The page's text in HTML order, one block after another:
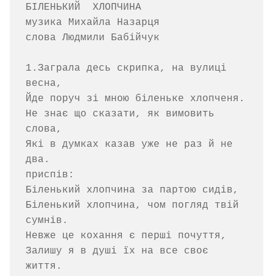
БІЛЕНЬКИЙ  ХЛОПЧИНА
музика Михайла Назарця
слова Людмили Бабійчук
1.Заграла десь скрипка, на вулиці
весна,
Йде поруч зі мною біленьке хлопченя.
Не знає що сказати, як вимовить
слова,
Які в думках казав уже не раз й не
два.
приспів:
Біленький хлопчина за партою сидів,
Біленький хлопчина, чом погляд твій
сумнів.
Невже це кохання є перші почуття,
Залишу я в душі їх на все своє
життя.